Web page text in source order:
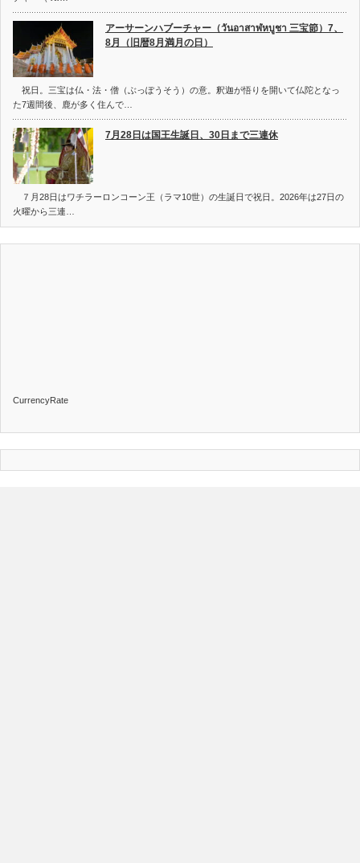
アーサーンハブーチャー（วันอาสาฬหบูชา 三宝節）7、
8月（旧暦8月満月の日）
祝日。三宝は仏・法・僧（ぶっぽうそう）の意。釈迦が悟りを開いて仏陀となっ
た7週間後、鹿が多く住んで…
7月28日は国王生誕日、30日まで三連休
７月28日はワチラーロンコーン王（ラマ10世）の生誕日で祝日。2026年は27日の
火曜から三連…
CurrencyRate